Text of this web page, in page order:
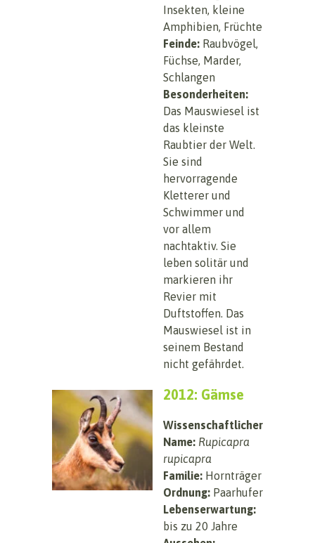
Insekten, kleine
Amphibien, Früchte
Feinde: Raubvögel,
Füchse, Marder,
Schlangen
Besonderheiten:
Das Mauswiesel ist
das kleinste
Raubtier der Welt.
Sie sind
hervorragende
Kletterer und
Schwimmer und
vor allem
nachtaktiv. Sie
leben solitär und
markieren ihr
Revier mit
Duftstoffen. Das
Mauswiesel ist in
seinem Bestand
nicht gefährdet.
2012: Gämse
Wissenschaftlicher
Name: Rupicapra
rupicapra
Familie: Hornträger
Ordnung: Paarhufer
Lebenserwartung:
bis zu 20 Jahre